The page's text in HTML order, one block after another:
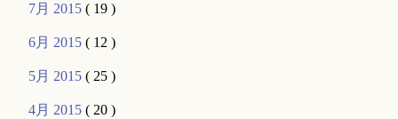
7月 2015( 19 )
6月 2015( 12 )
5月 2015( 25 )
4月 2015( 20 )